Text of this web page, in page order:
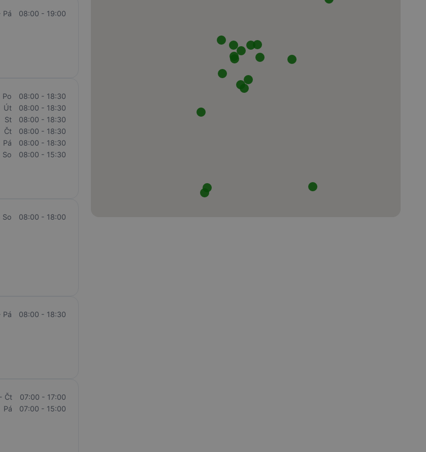
Pá 08:00 - 19:00
Po
08:00 - 18:30
Út
08:00 - 18:30
St
08:00 - 18:30
Čt
08:00 - 18:30
Pá
08:00 - 18:30
So
08:00 - 15:30
So 08:00 - 18:00
Pá 08:00 - 18:30
Čt
07:00 - 17:00
Pá
07:00 - 15:00